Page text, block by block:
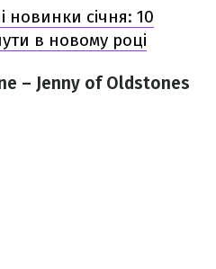
новинки січня: 10
в новому році
– Jenny of Oldstones